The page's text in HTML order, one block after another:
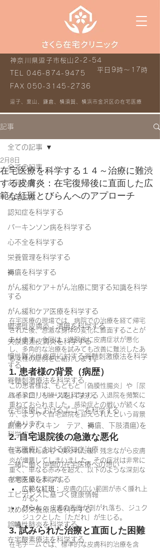
平日9時～17時
神奈川県逗子市桜山2-2-54
TEL 046-874-9475
FAX 050-3145-2736
逗子、葉山、鎌倉、横須賀、横浜市金沢区の在宅医療
記事
全ての記事
お知らせ
在宅医療
認知症を科学する
パーキンソン病を科学する
心不全を科学する
栄養管理を科学する
褥瘡を科学する
がん緩和ケア＋がん治療に関する知識を科学
する
がん緩和ケア医療を科学する
鬱滞性皮膚炎・潰瘍を科学する
失禁関連皮膚炎を科学する
慢性難治性疼痛に対する脊髄刺激療法を科学
する
脊髄刺激療法を科学する
ハイドロリリースを科学する
在宅医療におけるエコーを科学する
創傷ケア(スキン テア、褥瘡、下肢潰瘍)を
科学する
在宅医療における認知症治療
一緒に働く仲間の在宅医療への想い
在宅医療を科学する
エビデンスに基づく健康情報
攻めの栄養療法を科学する
誤嚥性肺炎を科学する
在宅酸素療法を科学する
全ての記事
在宅医療を科学する１４～治療に難渋
する皮膚炎：在宅復帰後に直面した広
範な紅斑とびらんへのアプローチ
2月8日
在宅医療の現場では、病院での治療を経て帰宅
された後、急激な身体の変化に直面することが
あります。今回は、退院後に皮膚症状が悪化
し、多角的な治療を試みても改善に難渋したあ
る女性の症例をご紹介します。
1. 患者様の背景（病歴）
この患者様は、もともと「偽膜性腸炎」や「尿
路感染症」を繰り返しており、入退院を頻繁に
重ねておられました。感染症との戦いが続くな
か、ようやく自宅退院を迎えられたという背景
があります。
2. 自宅退院後の急激な悪化
住み慣れた自宅へ戻られた後、残念ながら皮膚
炎が増悪してしまいました。その症状は非常に
重く、単なる赤みを超え、以下のような深刻な
状態を呈しました。
広範な紅斑：
皮膚の広い範囲が赤く腫れ上
がる。
びらん： 皮膚の表面が剥がれ落ち、ジュク
ジュクとした「ただれ」が生じる。
3. 試みられた治療と直面した困難
在宅チームでは、標準的な皮膚科的治療を含